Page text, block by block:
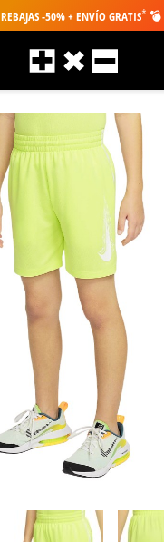
REBAJAS -50% + ENVÍO GRATIS* 💣